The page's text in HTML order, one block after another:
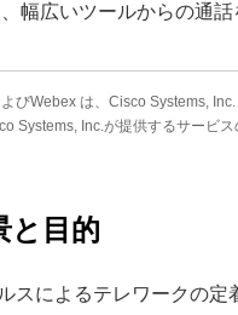
幅広いツールからの通
びWebex は、Cisco Systems,
Systems, Inc.が提供するサービ
と目的
スによるテレワークの